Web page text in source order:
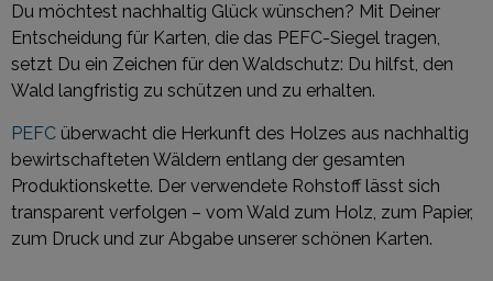
Du möchtest nachhaltig Glück wünschen? Mit Deiner
Entscheidung für Karten, die das PEFC-Siegel tragen,
setzt Du ein Zeichen für den Waldschutz: Du hilfst, den
Wald langfristig zu schützen und zu erhalten.
PEFC überwacht die Herkunft des Holzes aus nachhaltig
bewirtschafteten Wäldern entlang der gesamten
Produktionskette. Der verwendete Rohstoff lässt sich
transparent verfolgen – vom Wald zum Holz, zum Papier,
zum Druck und zur Abgabe unserer schönen Karten.